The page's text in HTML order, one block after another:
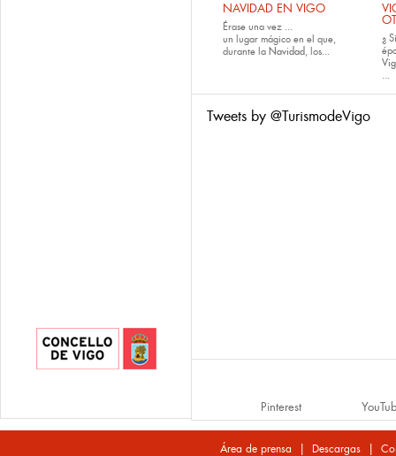
NAVIDAD EN VIGO
Érase una vez ...
un lugar mágico en el que,
durante la Navidad, los...
¿
...
Tweets by @TurismodeVigo
Pinterest
Área de prensa | Descargas|